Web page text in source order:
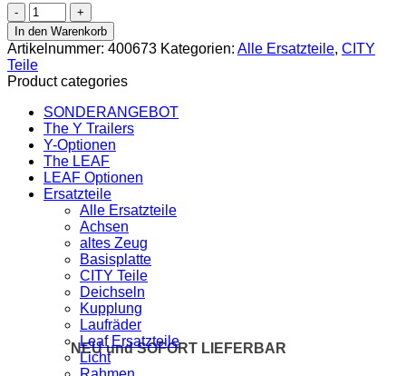
NEU und SOFORT LIEFERBAR
Rear
reflector
for
CITY
Trailer,
round
Menge
In den Warenkorb
Artikelnummer: 400673 Kategorien: Alle Ersatzteile, CITY
Teile
Product categories
SONDERANGEBOT
The Y Trailers
Y-Optionen
The LEAF
LEAF Optionen
Ersatzteile
Alle Ersatzteile
Achsen
altes Zeug
Basisplatte
CITY Teile
Deichseln
Kupplung
Laufräder
Leaf Ersatzteile
Licht